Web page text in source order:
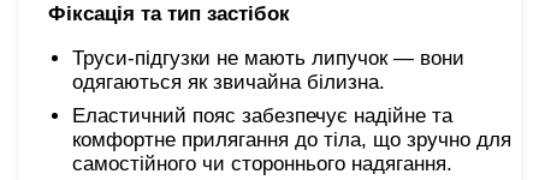
Фіксація та тип застібок
Труси-підгузки не мають липучок — вони
одягаються як звичайна білизна.
Еластичний пояс забезпечує надійне та
комфортне прилягання до тіла, що зручно для
самостійного чи стороннього надягання.